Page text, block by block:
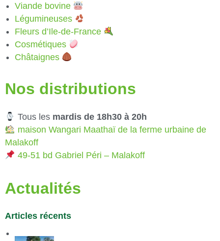
Viande bovine
Légumineuses
Fleurs d’Ile-de-France
Cosmétiques
Châtaignes
Nos distributions
Tous lesmardis de 18h30 à 20h
maison Wangari Maathaï de la ferme urbaine de
Malakoff
49-51 bd Gabriel Péri – Malakoff
Actualités
Articles récents